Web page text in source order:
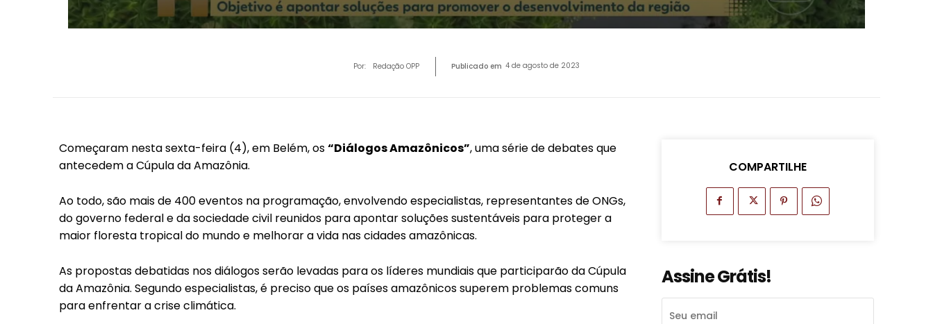
Por: Redação OPP Publicado em 4 de agosto de 2023
Começaram nesta sexta-feira (4), em Belém, os“Diálogos Amazônicos”, uma série de debates que
antecedem a Cúpula da Amazônia.
Ao todo, são mais de 400 eventos na programação, envolvendo especialistas, representantes de ONGs,
do governo federal e da sociedade civil reunidos para apontar soluções sustentáveis para proteger a
maior floresta tropical do mundo e melhorar a vida nas cidades amazônicas.
As propostas debatidas nos diálogos serão levadas para os líderes mundiais que participarão da Cúpula
da Amazônia. Segundo especialistas, é preciso que os países amazônicos superem problemas comuns
para enfrentar a crise climática.
COMPARTILHE
Assine Grátis!